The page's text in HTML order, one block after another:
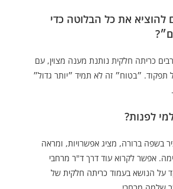
להוציא את כל הבלוטה כדי
כריתה חלקית נותנת מענה מצוין, עם
תפקוד. ״בטוח״ זה לא תמיד ״יותר גדול״
בשפה ברורה, מציג אפשרויות, ומראה
אפשר לקרוא עוד דרךד"ר מרחבי
על הנושא בעמוד כריתה חלקית של